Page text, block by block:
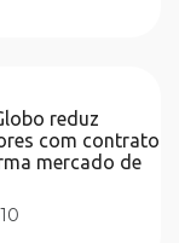
reduz
com contrato
mercado de